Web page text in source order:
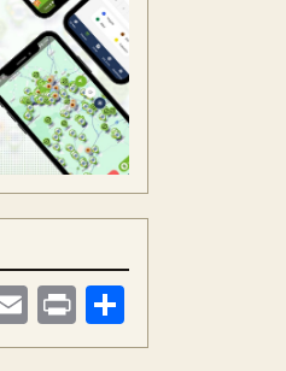
Email
Print
meg